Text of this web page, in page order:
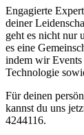
Engagierte
deiner
geht es nicht nur
es eine
indem wir Events
Technologie
Für deinen
kannst du uns
4244116.